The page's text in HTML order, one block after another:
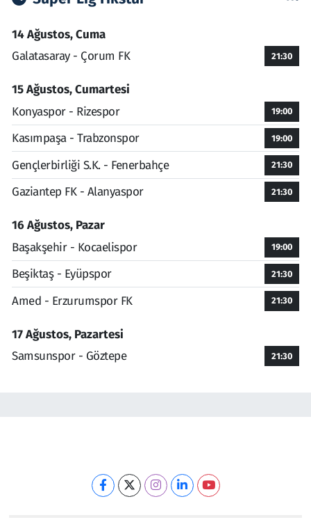
14 Ağustos, Cuma
Galatasaray - Çorum FK
21:30
15 Ağustos, Cumartesi
Konyaspor - Rizespor
19:00
Kasımpaşa - Trabzonspor 19:00
Gençlerbirliği S.K. - Fenerbahçe 21:30
Gaziantep FK - Alanyaspor 21:30
16 Ağustos, Pazar
Başakşehir - Kocaelispor
19:00
Beşiktaş - Eyüpspor 21:30
Amed - Erzurumspor FK 21:30
17 Ağustos, Pazartesi
Samsunspor - Göztepe
21:30